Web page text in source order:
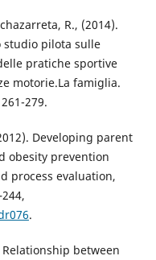
R., (2014).
studio pilota sulle
pratiche sportive
motorie.La famiglia.
279.
Developing parent
obesity prevention
process evaluation,
.
Relationship between